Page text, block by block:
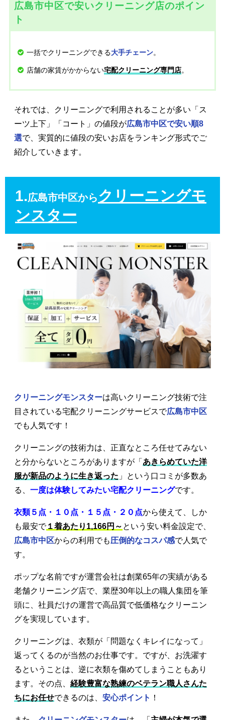
広島市中区で安いクリーニング店のポイン
ト
一括でクリーニングできる大手チェーン。
店舗の家賃がかからない宅配クリーニング専門店。
それでは、クリーニングで利用されることが多い「ス
ーツ上下」「コート」の値段が広島市中区で安い順8
選で、実質的に値段の安いお店をランキング形式でご
紹介していきます。
1.広島市中区からクリーニングモ
ンスター
クリーニングモンスターは高いクリーニング技術で注
目されている宅配クリーニングサービスで広島市中区
でも人気です！
クリーニングの技術力は、正直なところ任せてみない
と分からないところがありますが「 あきらめていた洋
服が新品のように生き返った 」という口コミが多数あ
る、 一度は体験してみたい宅配クリーニングです。
衣類５点・１０点・１５点・２０点から使えて、しか
も最安で１着あたり1,166円～ という安い料金設定で、
広島市中区からの利用でも圧倒的なコスパ感で人気で
す。
ポップな名前ですが運営会社は創業65年の実績がある
老舗クリーニング店で、業歴30年以上の職人集団を筆
頭に、社員だけの運営で高品質で低価格なクリーニン
グを実現しています。
クリーニングは、衣類が「問題なくキレイになって」
返ってくるのが当然のお仕事です。ですが、お洗濯す
るということは、逆に衣類を傷めてしまうこともあり
ます。その点、 経験豊富な熟練のベテラン職人さんた
ちにお任せできるのは、 安心ポイント ！